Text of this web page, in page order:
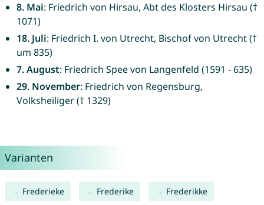
8. Mai: Friedrich von Hirsau, Abt des Klosters Hirsau (†
1071)
18. Juli: Friedrich I. von Utrecht, Bischof von Utrecht (†
um 835)
7. August: Friedrich Spee von Langenfeld (1591 - 635)
29. November: Friedrich von Regensburg,
Volksheiliger († 1329)
Varianten
Frederieke Frederike Frederikke